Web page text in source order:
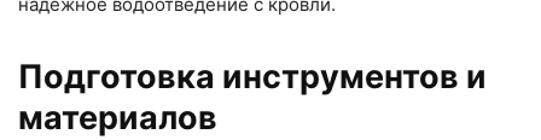
Подготовка инструментов и
материалов